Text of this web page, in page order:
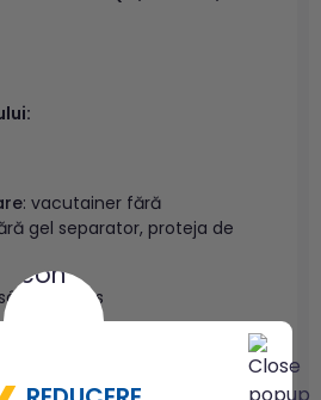
: vacutainer fără
gel separator, proteja de
venos
a probei: ser intens hemolizat,